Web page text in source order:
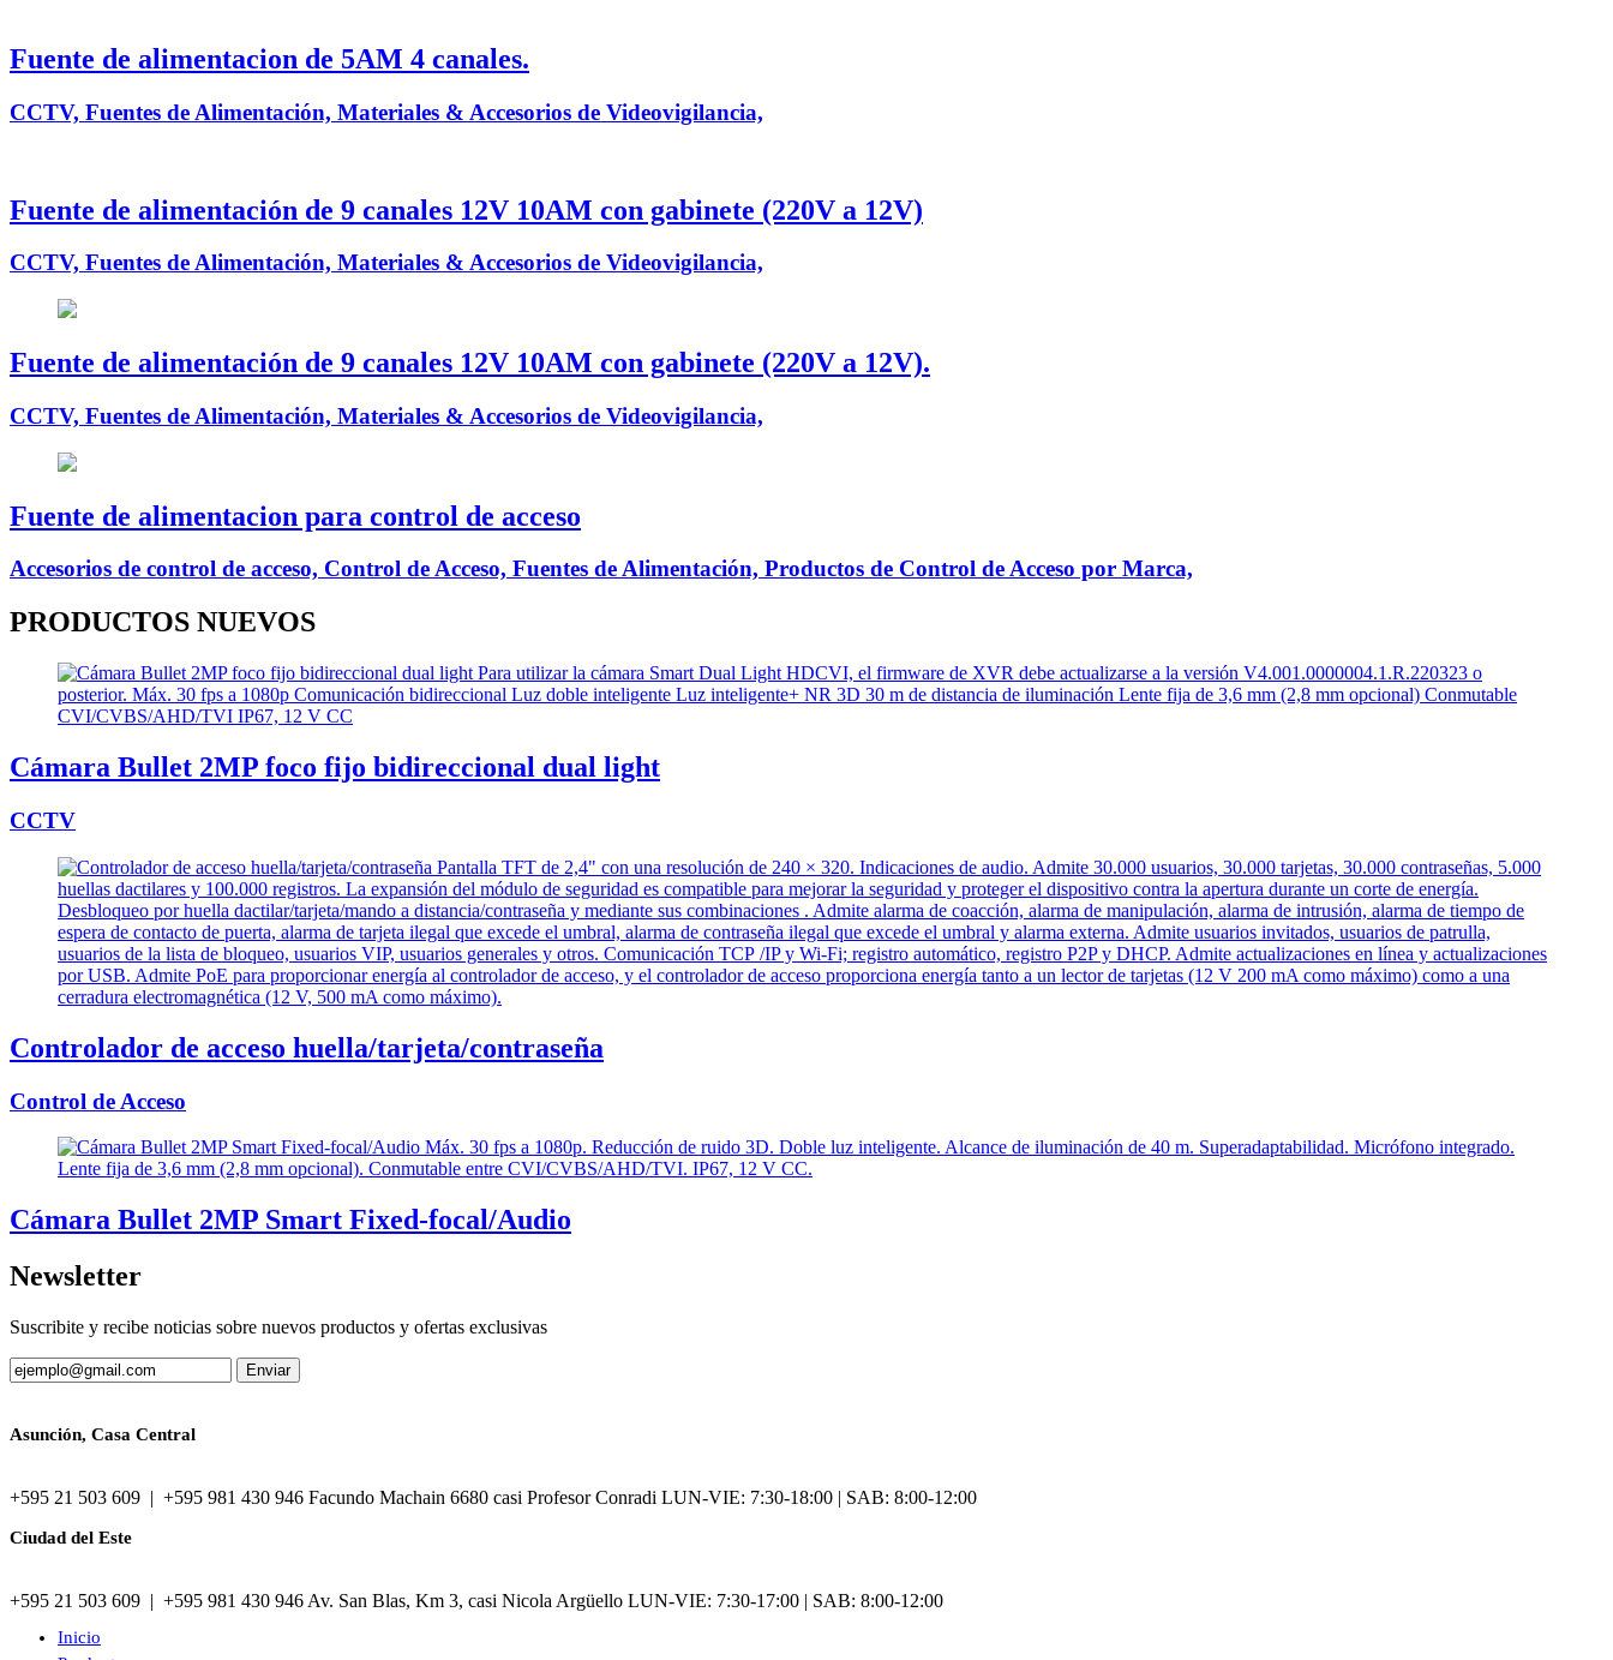
Fuente de alimentacion de 5AM 4 canales.
CCTV, Fuentes de Alimentación, Materiales & Accesorios de Videovigilancia,
Fuente de alimentación de 9 canales 12V 10AM con gabinete (220V a 12V)
CCTV, Fuentes de Alimentación, Materiales & Accesorios de Videovigilancia,
Fuente de alimentación de 9 canales 12V 10AM con gabinete (220V a 12V).
CCTV, Fuentes de Alimentación, Materiales & Accesorios de Videovigilancia,
Fuente de alimentacion para control de acceso
Accesorios de control de acceso, Control de Acceso, Fuentes de Alimentación, Productos de Control de Acceso por Marca,
PRODUCTOS NUEVOS
Cámara Bullet 2MP foco fijo bidireccional dual light
CCTV
Controlador de acceso huella/tarjeta/contraseña
Control de Acceso
Cámara Bullet 2MP Smart Fixed-focal/Audio
Newsletter
Suscribite y recibe noticias sobre nuevos productos y ofertas exclusivas
Asunción, Casa Central
+595 21 503 609 | +595 981 430 946 Facundo Machain 6680 casi Profesor Conradi LUN-VIE: 7:30-18:00 | SAB: 8:00-12:00
Ciudad del Este
+595 21 503 609 | +595 981 430 946 Av. San Blas, Km 3, casi Nicola Argüello LUN-VIE: 7:30-17:00 | SAB: 8:00-12:00
Inicio